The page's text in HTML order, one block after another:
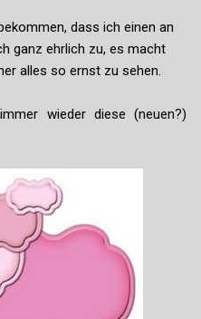
dass ich einen an
ganz ehrlich zu, es macht
alles so ernst zu sehen.
wieder diese (neuen?)